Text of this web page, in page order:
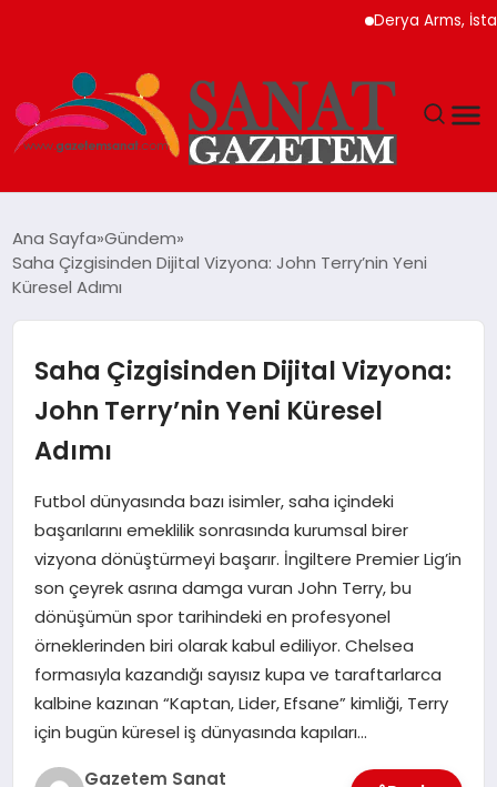
Derya Arms,
TEKNOLOJI
YAŞAM
EKONOMI
SAĞLIK
DÜNYA
EĞITIM
Ana Sayfa Gündem
Saha Çizgisinden Dijital Vizyona: John Terry’nin Yeni
Küresel Adımı
Saha Çizgisinden Dijital Vizyona:
John Terry’nin Yeni Küresel
Adımı
Futbol dünyasında bazı isimler, saha içindeki
başarılarını emeklilik sonrasında kurumsal birer
vizyona dönüştürmeyi başarır. İngiltere Premier Lig’in
son çeyrek asrına damga vuran John Terry, bu
dönüşümün spor tarihindeki en profesyonel
örneklerinden biri olarak kabul ediliyor. Chelsea
formasıyla kazandığı sayısız kupa ve taraftarlarca
kalbine kazınan “Kaptan, Lider, Efsane” kimliği, Terry
için bugün küresel iş dünyasında kapıları…
Gazetem Sanat